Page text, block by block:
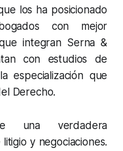
los ha posicionado
con mejor
integran Serna &
con estudios de
especialización que
Derecho.
una verdadera
y negociaciones.